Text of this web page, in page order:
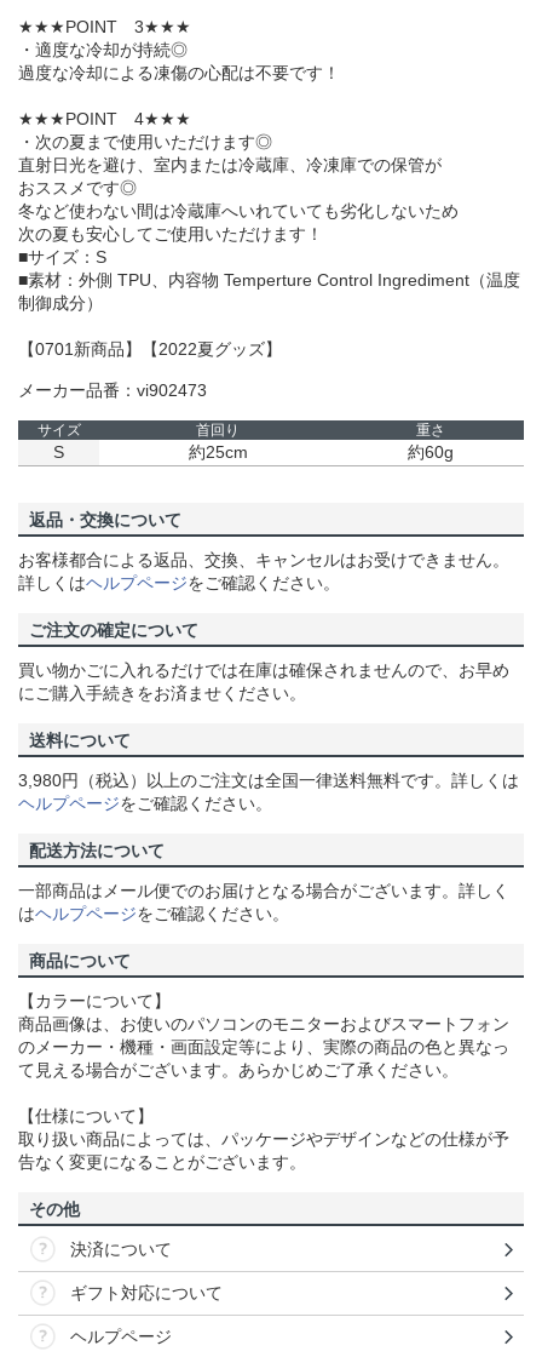
★★★POINT 3★★★
・適度な冷却が持続◎
過度な冷却による凍傷の心配は不要です！
★★★POINT 4★★★
・次の夏まで使用いただけます◎
直射日光を避け、室内または冷蔵庫、冷凍庫での保管が
おススメです◎
冬など使わない間は冷蔵庫へいれていても劣化しないため
次の夏も安心してご使用いただけます！
■サイズ：S
■素材：外側 TPU、内容物 Temperture Control Ingrediment（温度
制御成分）
【0701新商品】【2022夏グッズ】
メーカー品番：vi902473
サイズ 首回り 重さ
S 約25cm 約60g
返品・交換について
お客様都合による返品、交換、キャンセルはお受けできません。
詳しくはヘルプページをご確認ください。
ご注文の確定について
買い物かごに入れるだけでは在庫は確保されませんので、お早め
にご購入手続きをお済ませください。
送料について
3,980円（税込）以上のご注文は全国一律送料無料です。詳しくは
ヘルプページをご確認ください。
配送方法について
一部商品はメール便でのお届けとなる場合がございます。詳しく
はヘルプページをご確認ください。
商品について
【カラーについて】
商品画像は、お使いのパソコンのモニターおよびスマートフォン
のメーカー・機種・画面設定等により、実際の商品の色と異なっ
て見える場合がございます。あらかじめご了承ください。
【仕様について】
取り扱い商品によっては、パッケージやデザインなどの仕様が予
告なく変更になることがございます。
その他
決済について
ギフト対応について
ヘルプページ